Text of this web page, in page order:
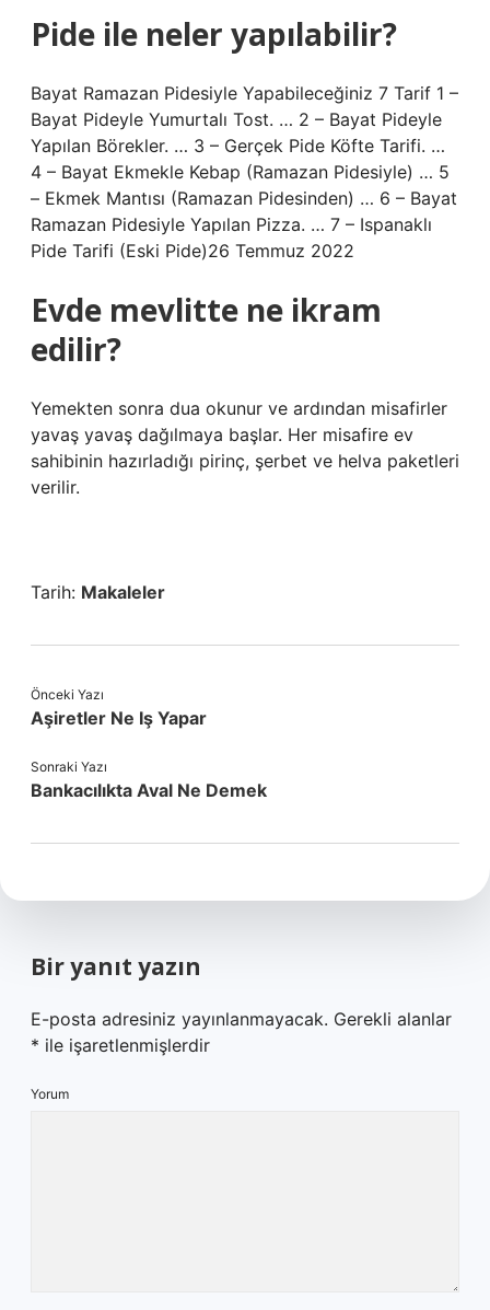
Pide ile neler yapılabilir?
Bayat Ramazan Pidesiyle Yapabileceğiniz 7 Tarif 1 –
Bayat Pideyle Yumurtalı Tost. … 2 – Bayat Pideyle
Yapılan Börekler. … 3 – Gerçek Pide Köfte Tarifi. …
4 – Bayat Ekmekle Kebap (Ramazan Pidesiyle) … 5
– Ekmek Mantısı (Ramazan Pidesinden) … 6 – Bayat
Ramazan Pidesiyle Yapılan Pizza. … 7 – Ispanaklı
Pide Tarifi (Eski Pide)26 Temmuz 2022
Evde mevlitte ne ikram
edilir?
Yemekten sonra dua okunur ve ardından misafirler
yavaş yavaş dağılmaya başlar. Her misafire ev
sahibinin hazırladığı pirinç, şerbet ve helva paketleri
verilir.
Tarih: Makaleler
Önceki Yazı
Aşiretler Ne Iş Yapar
Sonraki Yazı
Bankacılıkta Aval Ne Demek
Bir yanıt yazın
E-posta adresiniz yayınlanmayacak. Gerekli alanlar
* ile işaretlenmişlerdir
Yorum